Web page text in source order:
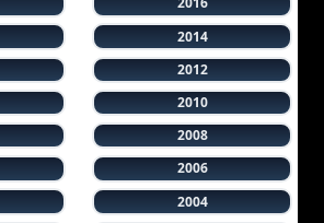
2014
2012
2010
2008
2006
2004